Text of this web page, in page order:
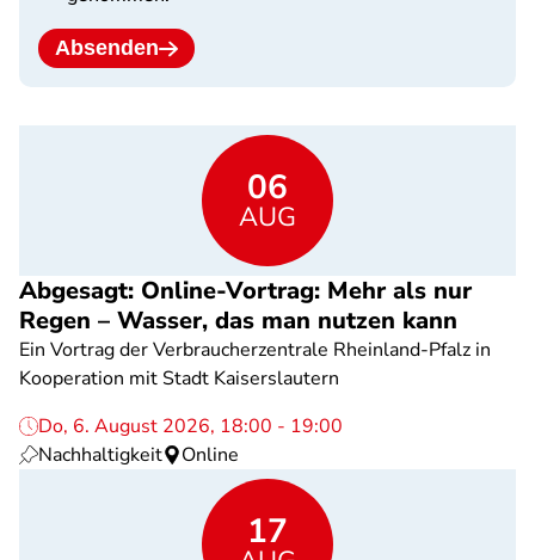
Absenden
06
AUG
Abgesagt: Online-Vortrag: Mehr als nur
Regen – Wasser, das man nutzen kann
Ein Vortrag der Verbraucherzentrale Rheinland-Pfalz in
Kooperation mit Stadt Kaiserslautern
Do, 6. August 2026, 18:00 - 19:00
Nachhaltigkeit
Online
17